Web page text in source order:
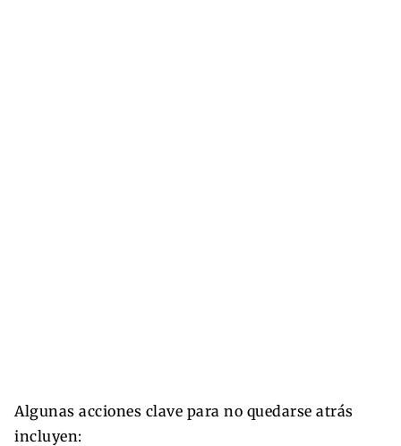
Algunas acciones clave para no quedarse atrás
incluyen: